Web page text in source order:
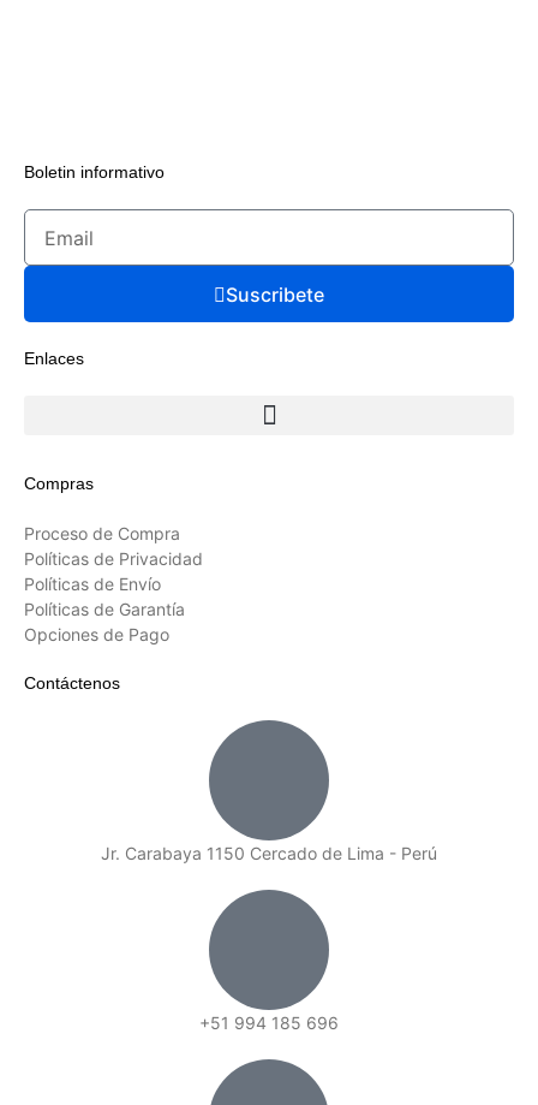
Boletin informativo
Suscribete
Enlaces
Compras
Proceso de Compra
Políticas de Privacidad
Políticas de Envío
Políticas de Garantía
Opciones de Pago
Contáctenos
Jr. Carabaya 1150 Cercado de Lima - Perú
+51 994 185 696